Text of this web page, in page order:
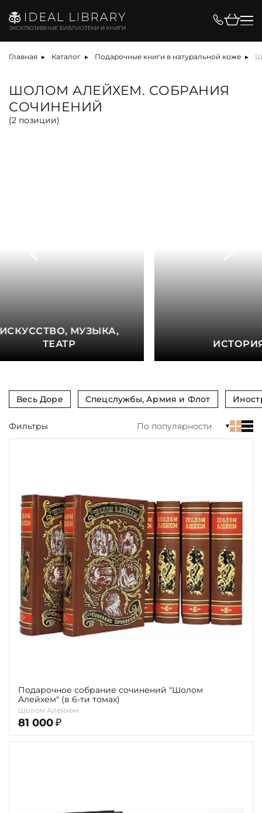
Главная Каталог Подарочные книги в натуральной коже
ШОЛОМ АЛЕЙХЕМ. СОБРАНИЯ
СОЧИНЕНИЙ
(2 позиции)
МУЗЫКА,
ТЕАТР
Весь Доре Спецслужбы, Армия и Флот
Цена, ₽
Вид
Язык
Обрез
Тиснение
Кому
Повод
Религия
Теги
Переплёт
Наличие
Фильтры По популярности
Подарочное собрание сочинений "Шолом
Алейхем" (в 6-ти томах)
Шолом Алейхем
81 000 ₽